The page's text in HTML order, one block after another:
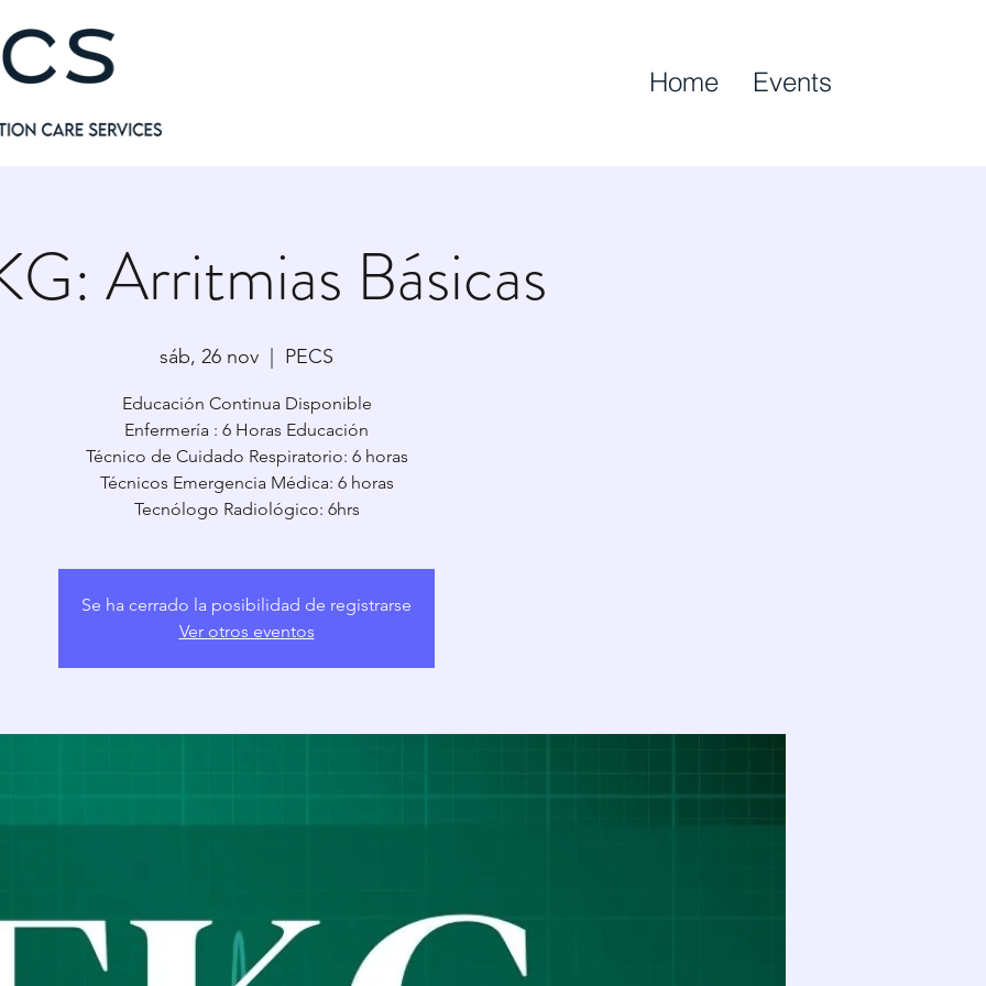
Home Events
Arritmias Básicas
sáb, 26 nov PECS
Educación Continua Disponible
Enfermería : 6 Horas Educación
Técnico de Cuidado Respiratorio: 6 horas
Técnicos Emergencia Médica: 6 horas
Tecnólogo Radiológico: 6hrs
Se ha cerrado la posibilidad de registrarse
Ver otros eventos